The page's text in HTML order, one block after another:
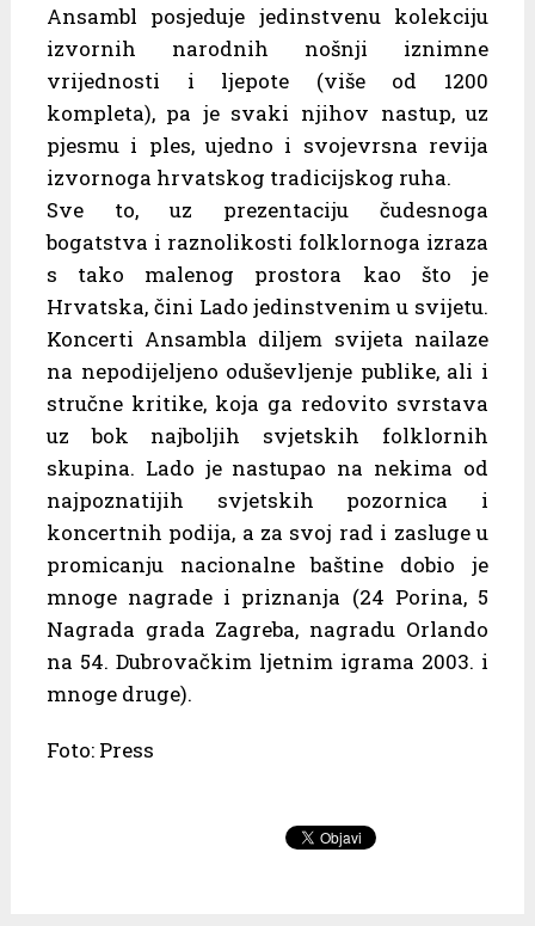
Ansambl posjeduje jedinstvenu kolekciju
izvornih narodnih nošnji iznimne
vrijednosti i ljepote (više od 1200
kompleta), pa je svaki njihov nastup, uz
pjesmu i ples, ujedno i svojevrsna revija
izvornoga hrvatskog tradicijskog ruha.
Sve to, uz prezentaciju čudesnoga
bogatstva i raznolikosti folklornoga izraza
s tako malenog prostora kao što je
Hrvatska, čini Lado jedinstvenim u svijetu.
Koncerti Ansambla diljem svijeta nailaze
na nepodijeljeno oduševljenje publike, ali i
stručne kritike, koja ga redovito svrstava
uz bok najboljih svjetskih folklornih
skupina. Lado je nastupao na nekima od
najpoznatijih svjetskih pozornica i
koncertnih podija, a za svoj rad i zasluge u
promicanju nacionalne baštine dobio je
mnoge nagrade i priznanja (24 Porina, 5
Nagrada grada Zagreba, nagradu Orlando
na 54. Dubrovačkim ljetnim igrama 2003. i
mnoge druge).
Foto: Press